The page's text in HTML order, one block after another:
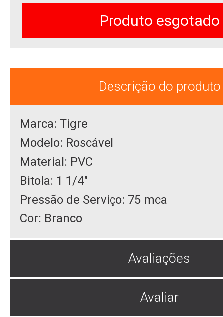
Produto esgotado
Descrição do produto
Marca: Tigre
Modelo: Roscável
Material: PVC
Bitola: 1 1/4"
Pressão de Serviço: 75 mca
Cor: Branco
Avaliações
Avaliar